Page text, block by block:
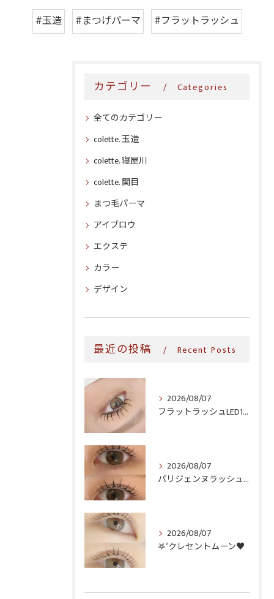
#玉造 #まつげパーマ #フラットラッシュ
カテゴリー Categories
全てのカテゴリー
colette. 玉造
colette. 寝屋川
colette. 関目
まつ毛パーマ
アイブロウ
エクステ
カラー
デザイン
最近の投稿 Recent Posts
2026/08/07
フラットラッシュLED100本＆ヘルシー‎🤍
2026/08/07
パリジェンヌラッシュリフト♪
2026/08/07
𖤐′クレセントムーン♥️